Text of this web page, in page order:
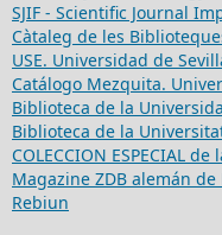
SJIF - Scientific Journal
Càtaleg de les
USE. Universidad de
Catálogo Mezquita.
Biblioteca de la
Biblioteca de la
COLECCION ESPECIAL
Magazine ZDB alemán de
Rebiun